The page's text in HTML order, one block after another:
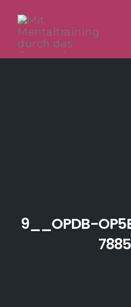
9__OPDB-